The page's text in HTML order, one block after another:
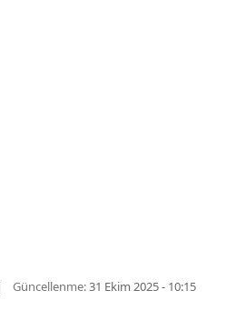
Güncellenme:31 Ekim 2025 - 10:15